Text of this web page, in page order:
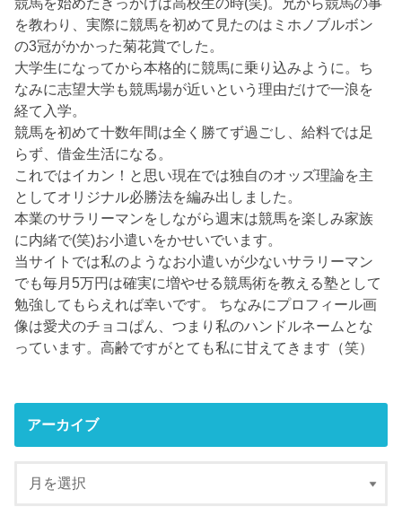
を教わり、実際に競馬を初めて見たのはミホノブルボン
の3冠がかかった菊花賞でした。
大学生になってから本格的に競馬に乗り込みように。ち
なみに志望大学も競馬場が近いという理由だけで一浪を
経て入学。
競馬を初めて十数年間は全く勝てず過ごし、給料では足
らず、借金生活になる。
これではイカン！と思い現在では独自のオッズ理論を主
としてオリジナル必勝法を編み出しました。
本業のサラリーマンをしながら週末は競馬を楽しみ家族
に内緒で(笑)お小遣いをかせいでいます。
当サイトでは私のようなお小遣いが少ないサラリーマン
でも毎月5万円は確実に増やせる競馬術を教える塾として
勉強してもらえれば幸いです。 ちなみにプロフィール画
像は愛犬のチョコぱん、つまり私のハンドルネームとな
っています。高齢ですがとても私に甘えてきます（笑）
アーカイブ